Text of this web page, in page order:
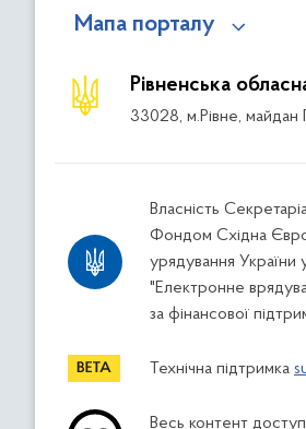
Мапа порталу
Рівненська
33028, м.Рівне, майдан
Власність
Фондом Східна
урядування України
"Електронне
за фінансової
Технічна підтримка
Весь контент